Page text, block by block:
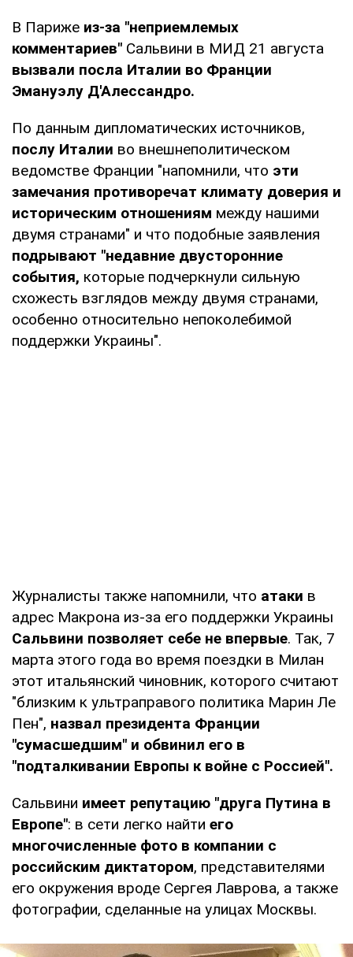
В Париже из-за "неприемлемых
комментариев" Сальвини в МИД 21 августа
вызвали посла Италии во Франции
Эмануэлу Д'Алессандро.
По данным дипломатических источников,
послу Италии во внешнеполитическом
ведомстве Франции "напомнили, что эти
замечания противоречат климату доверия и
историческим отношениям между нашими
двумя странами" и что подобные заявления
подрывают "недавние двусторонние
события, которые подчеркнули сильную
схожесть взглядов между двумя странами,
особенно относительно непоколебимой
поддержки Украины".
Журналисты также напомнили, что атаки в
адрес Макрона из-за его поддержки Украины
Сальвини позволяет себе не впервые. Так, 7
марта этого года во время поездки в Милан
этот итальянский чиновник, которого считают
"близким к ультраправого политика Марин Ле
Пен", назвал президента Франции
"сумасшедшим" и обвинил его в
"подталкивании Европы к войне с Россией".
Сальвини имеет репутацию "друга Путина в
Европе": в сети легко найти его
многочисленные фото в компании с
российским диктатором, представителями
его окружения вроде Сергея Лаврова, а также
фотографии, сделанные на улицах Москвы.